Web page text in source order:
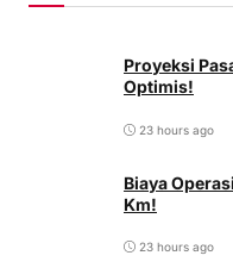
Proyeksi
Optimis!
23 hours ago
Biaya
Km!
23 hours ago